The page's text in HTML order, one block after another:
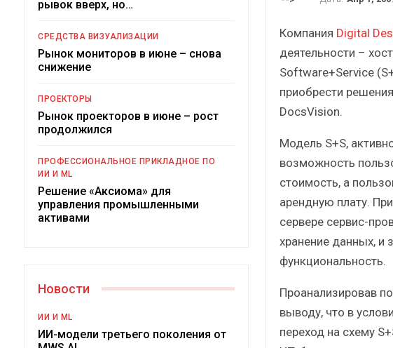
Компания Digital
деятельности –
Software+Service
приобрести
DocsVision.
Модель S+S,
возможность
стоимость, а
арендную плату.
сервере сервис-
хранение данных, и
функциональность.
Проанализировав
выводу, что в
переход на схему
рывок вверх, но…
СРЕДСТВА ВИЗУАЛИЗАЦИИ
Рынок мониторов в июне – снова
снижение
ПРОЕКТОРЫ
Рынок проекторов в июне – рост
продолжился
ПРОФЕССИОНАЛЬНОЕ ПРИКЛАДНОЕ ПО
ИИ И ML
Решение «Аксиома» для
управления промышленными
активами
Новости
ИИ И ML
ИИ-модели третьего поколения от
Краткий статистический
Подкосят ли глобальные угрозы
российский рынок ИБП?